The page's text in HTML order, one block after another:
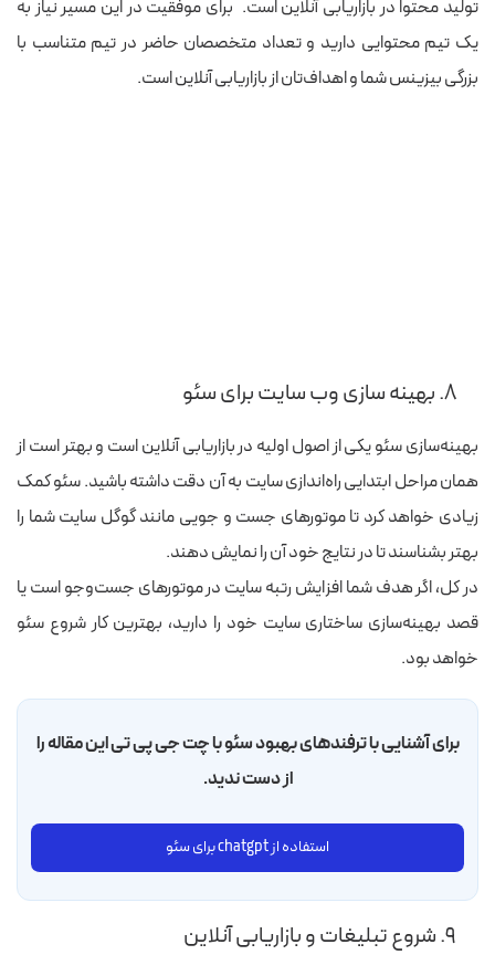
تولید محتوا در بازاریابی آنلاین است. برای موفقیت در این مسیر نیاز به
یک تیم محتوایی دارید و تعداد متخصصان حاضر در تیم متناسب با
بزرگی بیزینس شما و اهداف‌تان از بازاریابی آنلاین است.
۸. بهینه سازی وب سایت برای سئو
بهینه‌سازی سئو یکی از اصول اولیه در بازاریابی آنلاین است و بهتر است از
همان مراحل ابتدایی راه‌اندازی سایت به آن دقت داشته باشید. سئو کمک
زیادی خواهد کرد تا موتورهای جست و جویی مانند گوگل سایت شما را
بهتر بشناسند تا در نتایج خود آن را نمایش دهند.
در کل، اگر هدف شما افزایش رتبه سایت در موتورهای جست‌وجو است یا
قصد بهینه‌سازی ساختاری سایت خود را دارید، بهترین کار شروع سئو
خواهد بود.
برای آشنایی با ترفندهای بهبود سئو با چت جی پی تی این مقاله را
از دست ندید.
استفاده از chatgpt برای سئو
۹. شروع تبلیغات و بازاریابی آنلاین